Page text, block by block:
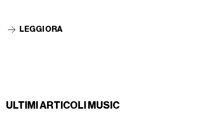
LEGGI ORA
ULTIMI ARTICOLI MUSIC